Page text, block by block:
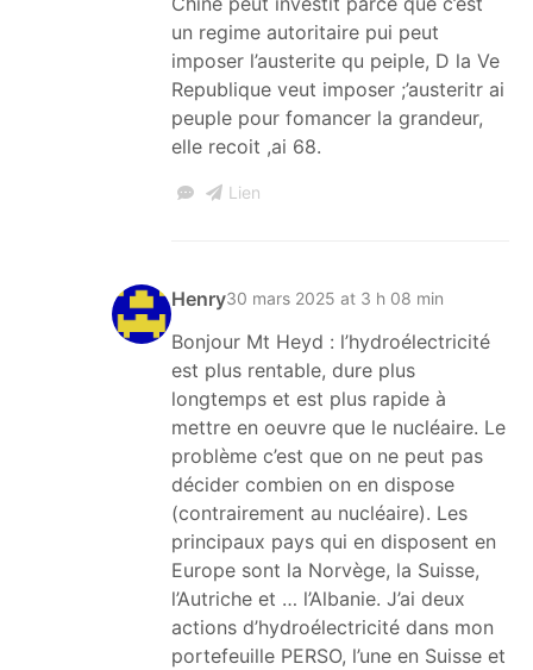
un regime autoritaire pui peut
imposer l’austerite qu peiple, D la Ve
Republique veut imposer ;’austeritr ai
peuple pour fomancer la grandeur,
elle recoit ,ai 68.
Lien
Henry30 mars 2025 at 3 h 08 min
Bonjour Mt Heyd : l’hydroélectricité
est plus rentable, dure plus
longtemps et est plus rapide à
mettre en oeuvre que le nucléaire. Le
problème c’est que on ne peut pas
décider combien on en dispose
(contrairement au nucléaire). Les
principaux pays qui en disposent en
Europe sont la Norvège, la Suisse,
l’Autriche et … l’Albanie. J’ai deux
actions d’hydroélectricité dans mon
portefeuille PERSO, l’une en Suisse et